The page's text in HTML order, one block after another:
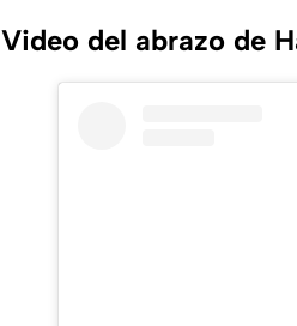
Video del abrazo de